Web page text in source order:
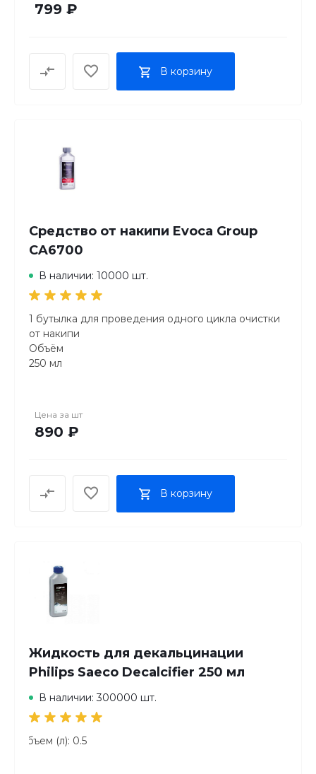
799 ₽
В корзину
Средство от накипи Evoca Group
CA6700
В наличии: 10000 шт.
1 бутылка для проведения одного цикла очистки
от накипи
Объём
250 мл
Цена за шт
890 ₽
В корзину
Жидкость для декальцинации
Philips Saeco Decalcifier 250 мл
В наличии: 300000 шт.
Объем (л): 0.5